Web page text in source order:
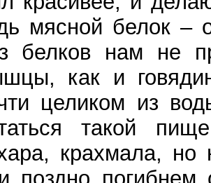
мясной белок –
белков нам не
как и
целиком из
такой
крахмала,